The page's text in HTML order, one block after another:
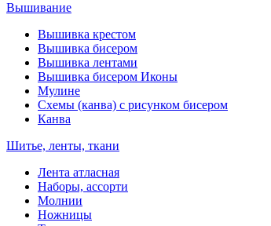
Вышивание
Вышивка крестом
Вышивка бисером
Вышивка лентами
Вышивка бисером Иконы
Мулине
Схемы (канва) с рисунком бисером
Канва
Шитье, ленты, ткани
Лента атласная
Наборы, ассорти
Молнии
Ножницы